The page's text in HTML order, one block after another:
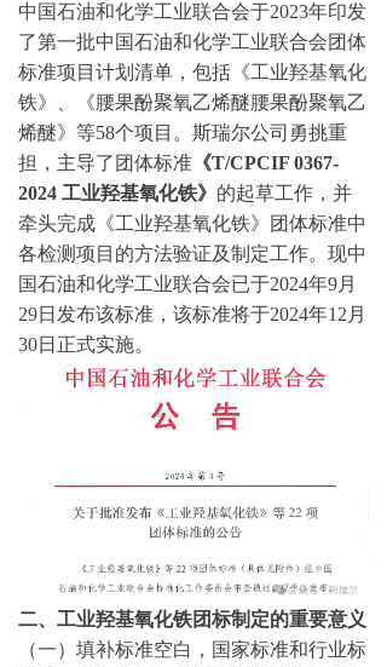
中国石油和化学工业联合会于2023年印发
了第一批中国石油和化学工业联合会团体
标准项目计划清单，包括《工业羟基氧化
铁》、《腰果酚聚氧乙烯醚腰果酚聚氧乙
烯醚》等58个项目。斯瑞尔公司勇挑重
担，主导了团体标准 《T/CPCIF 0367-
2024 工业羟基氧化铁》 的起草工作，并
牵头完成《工业羟基氧化铁》团体标准中
各检测项目的方法验证及制定工作。现中
国石油和化学工业联合会已于2024年9月
29日发布该标准，该标准将于2024年12月
30日正式实施。
二、工业羟基氧化铁团标制定的重要意义
（一）填补标准空白，国家标准和行业标